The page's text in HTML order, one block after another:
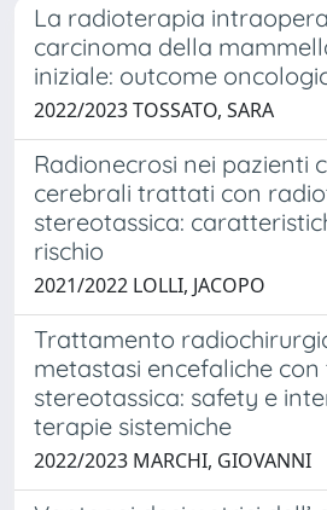
La radioterapia
carcinoma della
iniziale: outcome
2022/2023 TOSSATO, SARA
Radionecrosi nei pazienti
cerebrali trattati con
stereotassica:
rischio
2021/2022 LOLLI, JACOPO
Trattamento
metastasi encefaliche con
stereotassica: safety e
terapie sistemiche
2022/2023 MARCHI, GIOVANNI